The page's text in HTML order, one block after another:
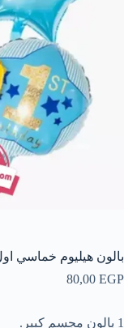
بالون هيليوم خماسي
80,00 EGP
1 بالون مجسم كبير.